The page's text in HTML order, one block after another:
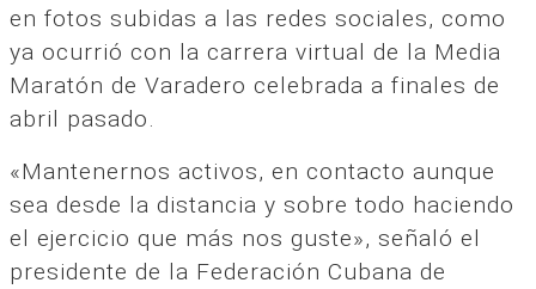
en fotos subidas a las redes sociales, como
ya ocurrió con la carrera virtual de la Media
Maratón de Varadero celebrada a finales de
abril pasado.
«Mantenernos activos, en contacto aunque
sea desde la distancia y sobre todo haciendo
el ejercicio que más nos guste», señaló el
presidente de la Federación Cubana de